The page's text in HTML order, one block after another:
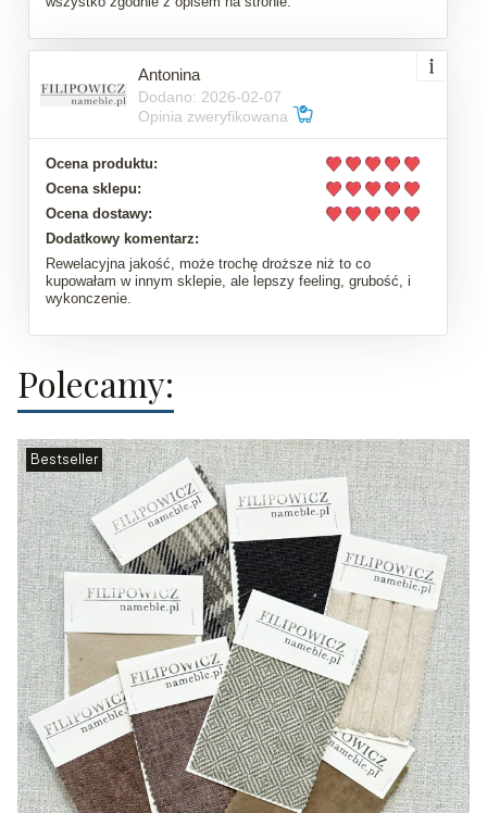
Antonina
Dodano: 2026-02-07
Opinia zweryfikowana
Ocena produktu:
Ocena sklepu:
Ocena dostawy:
Dodatkowy komentarz:
Rewelacyjna jakość, może trochę droższe niż to co
kupowałam w innym sklepie, ale lepszy feeling, grubość, i
wykonczenie.
Polecamy:
Bestseller